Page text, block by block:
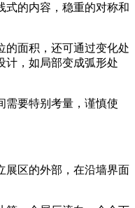
式的内容，稳重的对称和
的面积，还可通过变化处
计，如局部变成弧形处
需要特别考量，谨慎使
展区的外部，在沿墙界面